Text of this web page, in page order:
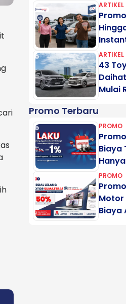
ARTIKEL
Pay
ARTIKEL
43
Mulai
Promo Terbaru
PROMO
Biaya
Hanya
PROMO
Motor
Biaya